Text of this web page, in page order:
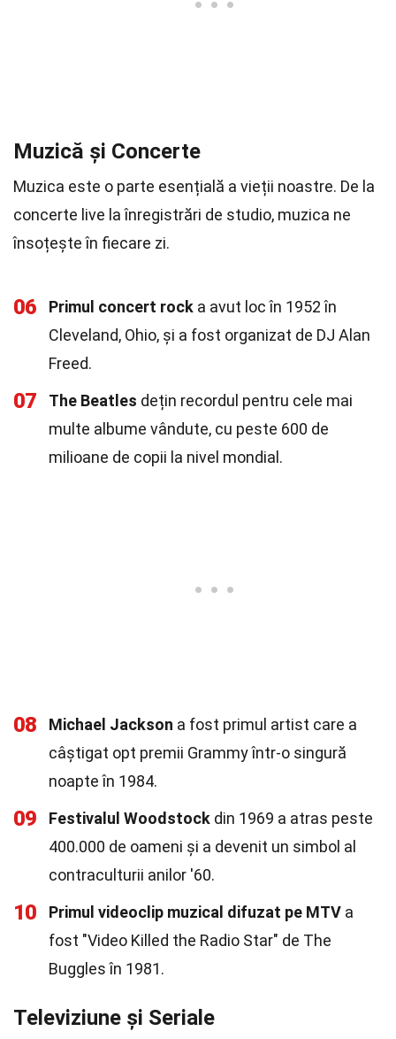
Muzică și Concerte
Muzica este o parte esențială a vieții noastre. De la
concerte live la înregistrări de studio, muzica ne
însoțește în fiecare zi.
06 Primul concert rock a avut loc în 1952 în
Cleveland, Ohio, și a fost organizat de DJ Alan
Freed.
07 The Beatles dețin recordul pentru cele mai
multe albume vândute, cu peste 600 de
milioane de copii la nivel mondial.
08 Michael Jackson a fost primul artist care a
câștigat opt premii Grammy într-o singură
noapte în 1984.
09 Festivalul Woodstock din 1969 a atras peste
400.000 de oameni și a devenit un simbol al
contraculturii anilor '60.
10 Primul videoclip muzical difuzat pe MTV a
fost "Video Killed the Radio Star" de The
Buggles în 1981.
Televiziune și Seriale